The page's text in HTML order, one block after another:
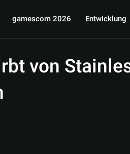
gamescom 2026 Entwicklung
von